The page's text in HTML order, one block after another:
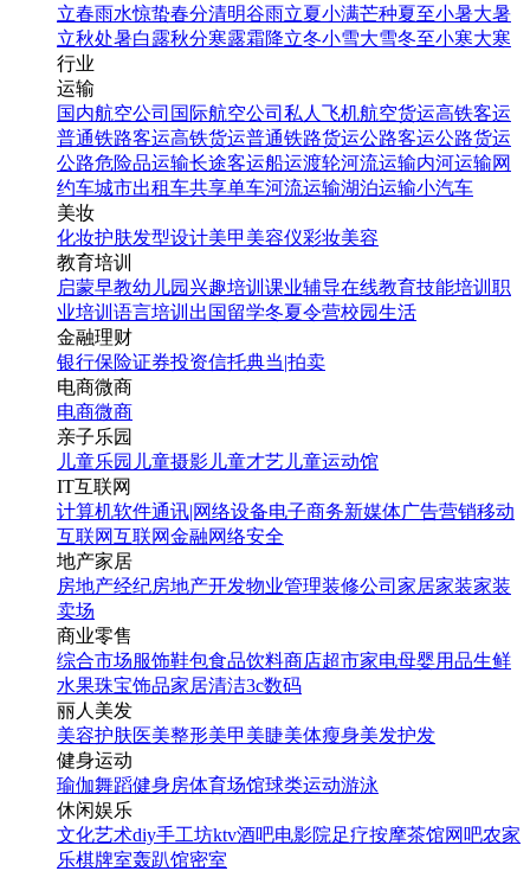
立春雨水惊蛰春分清明谷雨立夏小满芒种夏至小暑大暑
立秋处暑白露秋分寒露霜降立冬小雪大雪冬至小寒大寒
行业
运输
国内航空公司 国际航空公司 私人飞机航空货运高铁客运
普通铁路客运高铁货运普通铁路货运公路客运公路货运
公路危险品运输长途客运船运渡轮河流运输内河运输网
约车城市出租车共享单车河流运输湖泊运输小汽车
美妆
化妆护肤发型设计美甲 美容仪彩妆美容
教育培训
启蒙早教幼儿园 兴趣培训 课业辅导在线教育技能培训 职
业培训 语言培训 出国留学冬夏令营校园生活
金融理财
银行保险证券投资信托典当|拍卖
电商微商
电商微商
亲子乐园
儿童乐园 儿童摄影 儿童才艺 儿童运动馆
IT互联网
计算机软件通讯|网络设备电子商务新媒体广告营销移动
互联网互联网金融网络安全
地产家居
房地产经纪房地产开发物业管理装修公司 家居家装家装
卖场
商业零售
综合市场服饰鞋包食品饮料商店超市家电母婴用品生鲜
水果珠宝饰品家居清洁3c数码
丽人美发
美容护肤医美整形美甲美睫美体瘦身美发护发
健身运动
瑜伽舞蹈健身房体育场馆球类运动游泳
休闲娱乐
文化艺术diy手工坊ktv酒吧电影院足疗按摩茶馆网吧农家
乐棋牌室轰趴馆密室